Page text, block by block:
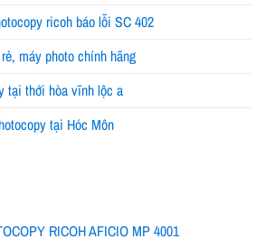
ricoh báo lỗi SC 402
máy photo chính hãng
tại thới hòa vĩnh lộc a
tại Hóc Môn
RICOH AFICIO MP 4001